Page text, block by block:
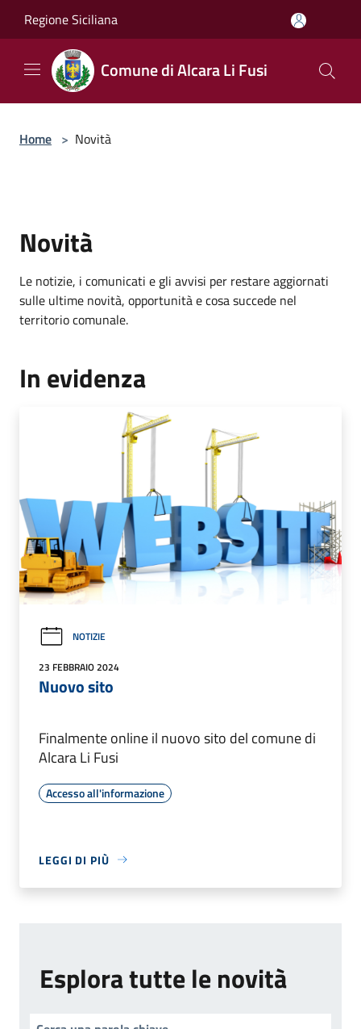
Regione Siciliana
Comune di Alcara Li Fusi
Home > Novità
Novità
Le notizie, i comunicati e gli avvisi per restare aggiornati
sulle ultime novità, opportunità e cosa succede nel
territorio comunale.
In evidenza
NOTIZIE
23 FEBBRAIO 2024
Nuovo sito
Finalmente online il nuovo sito del comune di
Alcara Li Fusi
Accesso all'informazione
LEGGI DI PIÙ
Esplora tutte le novità